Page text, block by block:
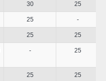
30 25
25 -
25 25
- 25
25 25